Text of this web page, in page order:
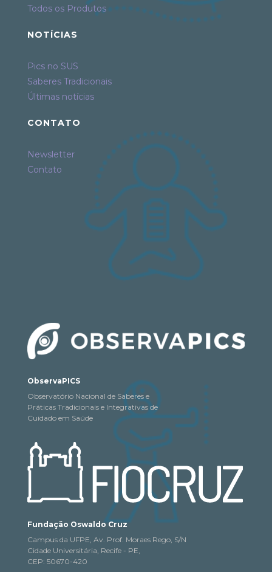
Todos os Produtos
NOTÍCIAS
Pics no SUS
Saberes Tradicionais
Últimas notícias
CONTATO
Newsletter
Contato
ObservaPICS
Observatório Nacional de Saberes e
Práticas Tradicionais e Integrativas de
Cuidado em Saúde
Fundação Oswaldo Cruz
Campus da UFPE, Av. Prof. Moraes Rego, S/N
Cidade Universitária, Recife - PE,
CEP: 50670-420